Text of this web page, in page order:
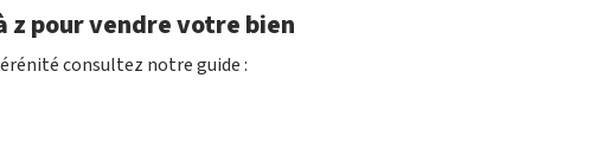
z pour vendre votre bien
consultez notre guide :